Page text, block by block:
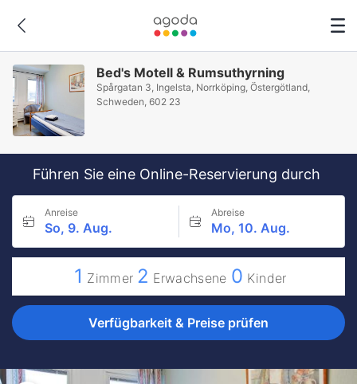
Bed's Motell & Rumsuthyrning
Spårgatan 3, Ingelsta, Norrköping, Östergötland,
Schweden, 602 23
Führen Sie eine Online-Reservierung durch
Anreise
So, 9. Aug.
Abreise
Mo, 10. Aug.
1 Zimmer 2 Erwachsene 0 Kinder
Verfügbarkeit & Preise prüfen